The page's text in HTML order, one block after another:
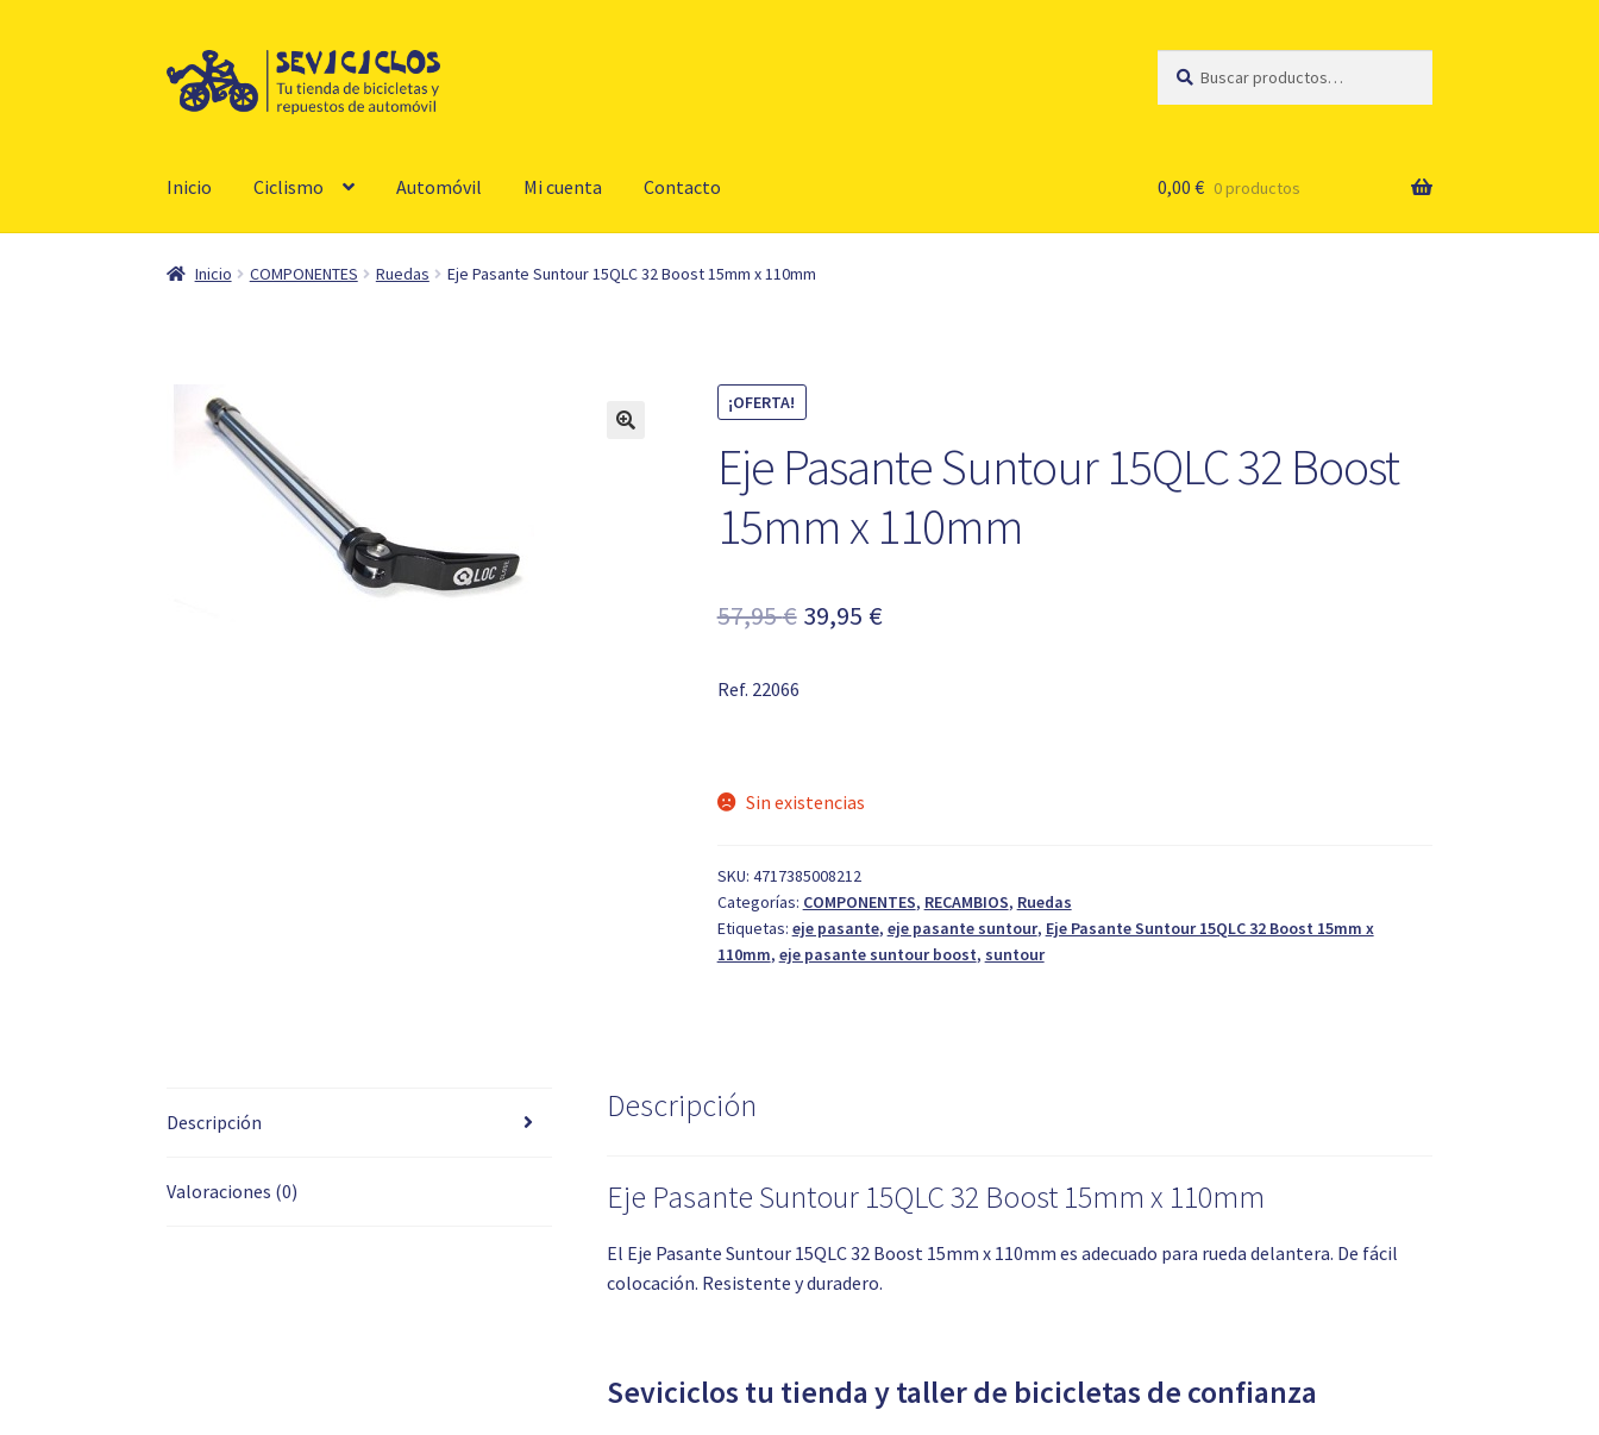
Ir
a
Ir
al
por:
Inicio Ciclismo Automóvil Mi cuenta Contacto 0,00 € 0 productos
Inicio COMPONENTES Ruedas Eje Pasante Suntour 15QLC 32 Boost 15mm x 110mm
¡OFERTA!
Eje Pasante Suntour 15QLC 32 Boost
15mm x 110mm
57,95€ El
39,95 €El
Ref. 22066
Sin existencias
SKU: 4717385008212
Categorías: COMPONENTES, RECAMBIOS, Ruedas
Etiquetas: eje pasante, eje pasante suntour, Eje Pasante Suntour 15QLC 32 Boost 15mm x
110mm, eje pasante suntour boost, suntour
Descripción
Valoraciones (0)
Descripción
Eje Pasante Suntour 15QLC 32 Boost 15mm x 110mm
El Eje Pasante Suntour 15QLC 32 Boost 15mm x 110mm es adecuado para rueda delantera. De fácil
colocación. Resistente y duradero.
Seviciclos tu tienda y taller de bicicletas de confianza